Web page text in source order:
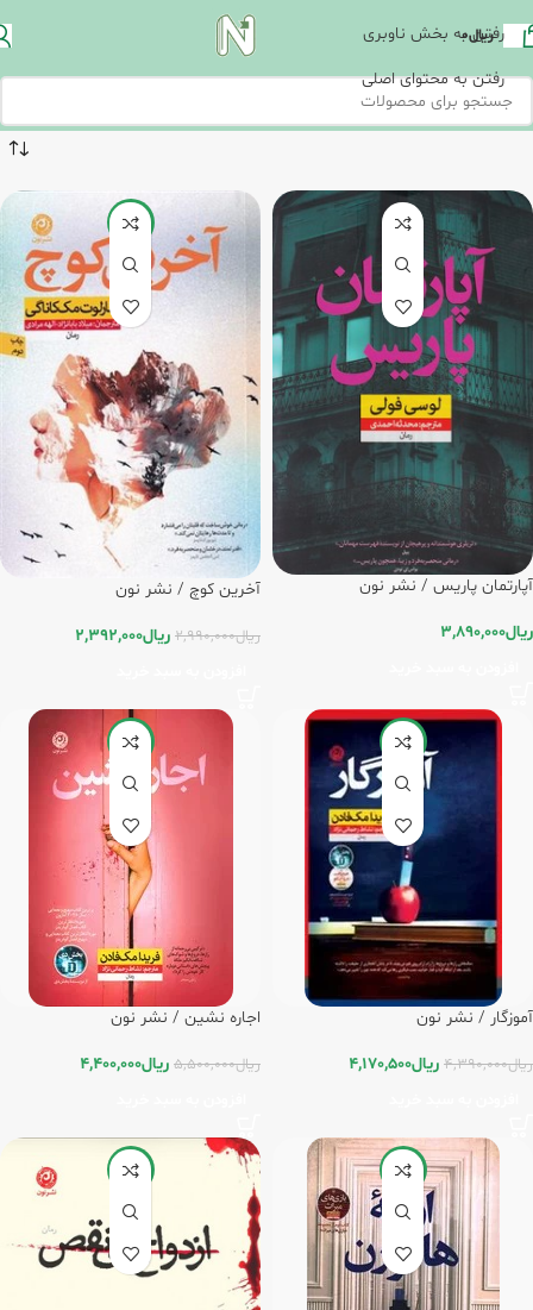
رفتن به بخش ناوبری
رفتن به محتوای اصلی
ریال0
آپارتمان پاریس / نشر نون
ریال3,890,000
-20%
آخرین کوچ / نشر نون
ریال2,990,000 ریال2,392,000
-5%
آموزگار / نشر نون
ریال4,390,000 ریال4,170,500
-20%
اجاره نشین / نشر نون
ریال5,500,000 ریال4,400,000
-20%
-20%